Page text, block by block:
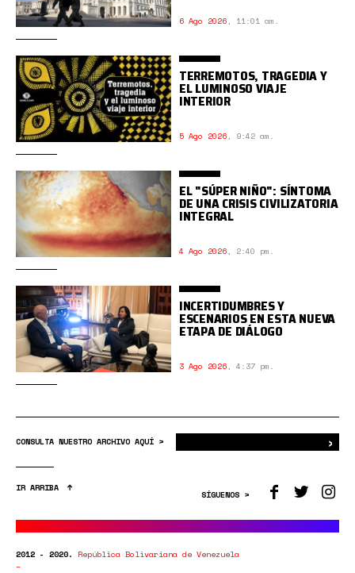
6 Ago 2026, 11:01 am.
TERREMOTOS, TRAGEDIA Y
EL LUMINOSO VIAJE
INTERIOR
5 Ago 2026, 9:42 am.
EL "SÚPER NIÑO": SÍNTOMA
DE UNA CRISIS CIVILIZATORIA
INTEGRAL
4 Ago 2026, 2:40 pm.
INCERTIDUMBRES Y
ESCENARIOS EN ESTA NUEVA
ETAPA DE DIÁLOGO
3 Ago 2026, 4:37 pm.
CONSULTA NUESTRO ARCHIVO AQUÍ > ›
IR ARRIBA
SÍGUENOS >
2012 - 2020. República Bolivariana de Venezuela